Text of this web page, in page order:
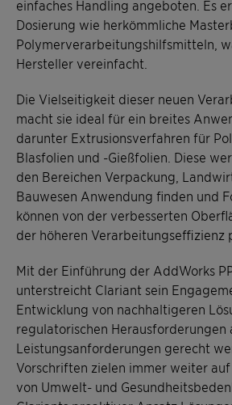
einfaches Handling angeboten. Es
Dosierung wie herkömmliche
Polymerverarbeitungshilfsmitteln,
Hersteller vereinfacht.
Die Vielseitigkeit dieser neuen
macht sie ideal für ein breites
darunter Extrusionsverfahren für
Blasfolien und -Gießfolien. Diese
den Bereichen Verpackung,
Bauwesen Anwendung finden und
können von der verbesserten
der höheren Verarbeitungseffizienz
Mit der Einführung der AddWorks
unterstreicht Clariant sein
Entwicklung von nachhaltigeren
regulatorischen Herausforderungen
Leistungsanforderungen gerecht
Vorschriften zielen immer weiter
von Umwelt- und